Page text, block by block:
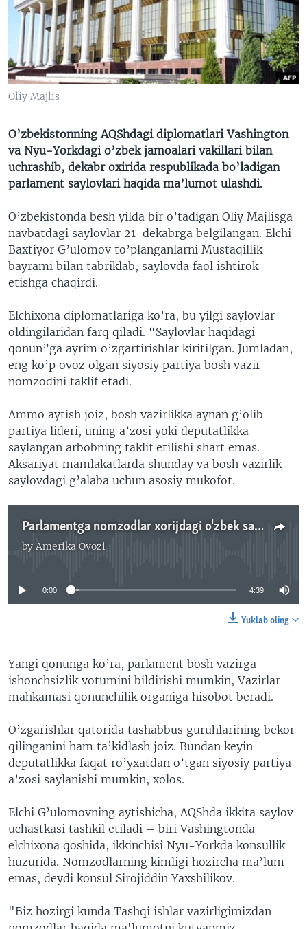
VIDEO
XABARLAR SURATLARDA
ODNOKLASSNIKI
TELEGRAM
TWITTER
SOUNDCLOUD
VOA
Oliy Majlis
O’zbekistonning AQShdagi diplomatlari Vashington
va Nyu-Yorkdagi o’zbek jamoalari vakillari bilan
uchrashib, dekabr oxirida respublikada bo’ladigan
parlament saylovlari haqida ma’lumot ulashdi.
O’zbekistonda besh yilda bir o’tadigan Oliy Majlisga
navbatdagi saylovlar 21-dekabrga belgilangan. Elchi
Baxtiyor G’ulomov to’planganlarni Mustaqillik
bayrami bilan tabriklab, saylovda faol ishtirok
etishga chaqirdi.
Elchixona diplomatlariga ko’ra, bu yilgi saylovlar
oldingilaridan farq qiladi. “Saylovlar haqidagi
qonun”ga ayrim o’zgartirishlar kiritilgan. Jumladan,
eng ko’p ovoz olgan siyosiy partiya bosh vazir
nomzodini taklif etadi.
Ammo aytish joiz, bosh vazirlikka aynan g’olib
partiya lideri, uning a’zosi yoki deputatlikka
saylangan arbobning taklif etilishi shart emas.
Aksariyat mamlakatlarda shunday va bosh vazirlik
saylovdagi g’alaba uchun asosiy mukofot.
Parlamentga nomzodlar xorijdagi o'zbek saylovchisi bilan muloqot qiladimi?
by Amerika Ovozi
No media source currently available
0:00 4:39
Yuklab oling
Yangi qonunga ko’ra, parlament bosh vazirga
ishonchsizlik votumini bildirishi mumkin, Vazirlar
mahkamasi qonunchilik organiga hisobot beradi.
O’zgarishlar qatorida tashabbus guruhlarining bekor
qilinganini ham ta’kidlash joiz. Bundan keyin
deputatlikka faqat ro’yxatdan o’tgan siyosiy partiya
a’zosi saylanishi mumkin, xolos.
Elchi G’ulomovning aytishicha, AQShda ikkita saylov
uchastkasi tashkil etiladi – biri Vashingtonda
elchixona qoshida, ikkinchisi Nyu-Yorkda konsullik
huzurida. Nomzodlarning kimligi hozircha ma’lum
emas, deydi konsul Sirojiddin Yaxshilikov.
"Biz hozirgi kunda Tashqi ishlar vazirligimizdan